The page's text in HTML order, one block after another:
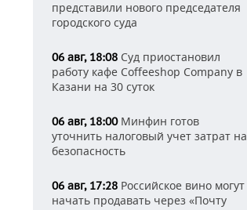
представили нового председателя
городского суда
06 авг, 18:08 Суд приостановил
работу кафе Coffeeshop Company в
Казани на 30 суток
06 авг, 18:00Минфин готов
уточнить налоговый учет затрат на
безопасность
06 авг, 17:28 Российское вино могут
начать продавать через «Почту